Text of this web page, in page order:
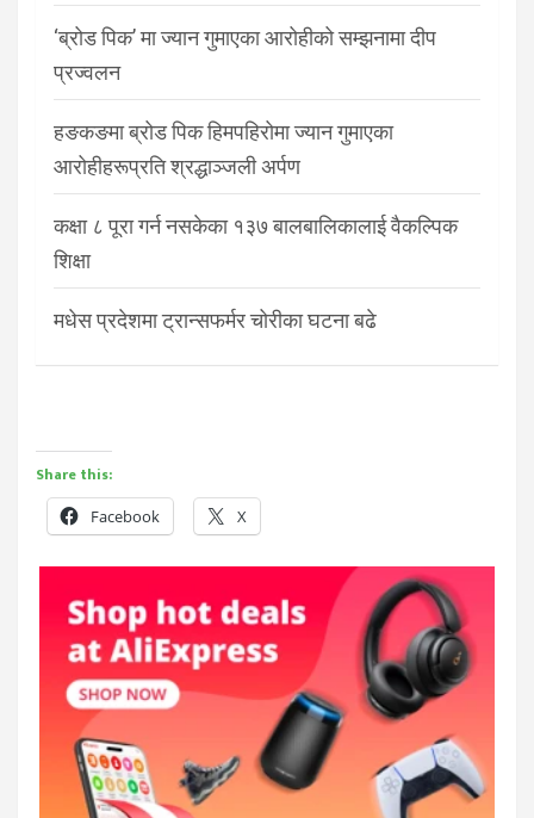
‘ब्रोड पिक’ मा ज्यान गुमाएका आरोहीको सम्झनामा दीप
प्रज्वलन
हङकङमा ब्रोड पिक हिमपहिरोमा ज्यान गुमाएका
आरोहीहरूप्रति श्रद्धाञ्जली अर्पण
कक्षा ८ पूरा गर्न नसकेका १३७ बालबालिकालाई वैकल्पिक
शिक्षा
मधेस प्रदेशमा ट्रान्सफर्मर चोरीका घटना बढे
Share this:
Facebook X